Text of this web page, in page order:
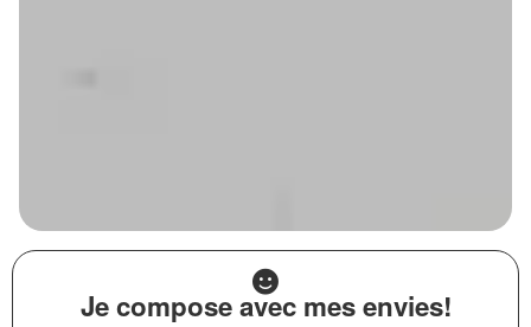
Je compose avec mes envies!